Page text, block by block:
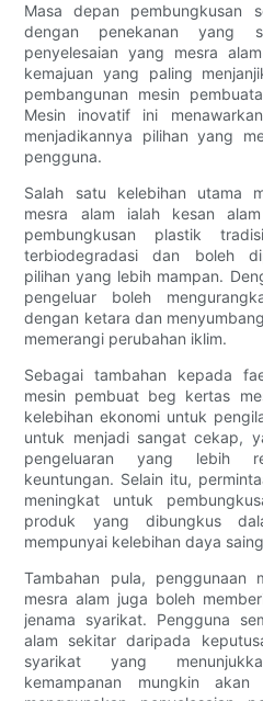
Masa depan pembungkusan
dengan penekanan yang
penyelesaian yang mesra
kemajuan yang paling
pembangunan mesin
Mesin inovatif ini
menjadikannya pilihan yang
pengguna.
Salah satu kelebihan utama
mesra alam ialah kesan
pembungkusan plastik
terbiodegradasi dan boleh
pilihan yang lebih mampan.
pengeluar boleh
dengan ketara dan
memerangi perubahan iklim.
Sebagai tambahan kepada
mesin pembuat beg kertas
kelebihan ekonomi untuk
untuk menjadi sangat cekap,
pengeluaran yang lebih
keuntungan. Selain itu,
meningkat untuk
produk yang dibungkus
mempunyai kelebihan daya
Tambahan pula, penggunaan
mesra alam juga boleh
jenama syarikat. Pengguna
alam sekitar daripada
syarikat yang
kemampanan mungkin